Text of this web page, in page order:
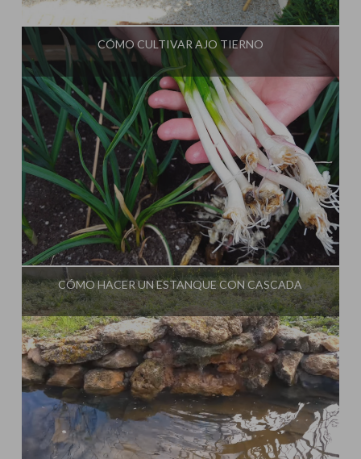
Influencer:
CÓMO CULTIVAR AJO TIERNO
Influencer:
CÓMO HACER UN ESTANQUE CON CASCADA